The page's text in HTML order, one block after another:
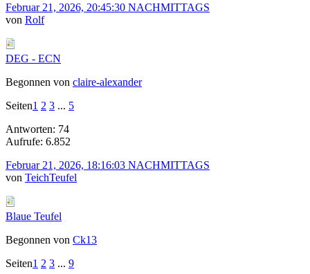
Februar 21, 2026, 20:45:30 NACHMITTAGS
von Rolf
DEG - ECN
Begonnen von claire-alexander
Seiten1 2 3 ... 5
Antworten: 74
Aufrufe: 6.852
Februar 21, 2026, 18:16:03 NACHMITTAGS
von TeichTeufel
Blaue Teufel
Begonnen von Ck13
Seiten1 2 3 ... 9